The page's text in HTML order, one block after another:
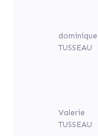
dominique
TUSSEAU
Valerie
TUSSEAU